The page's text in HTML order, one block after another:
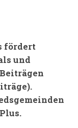
fördert
und